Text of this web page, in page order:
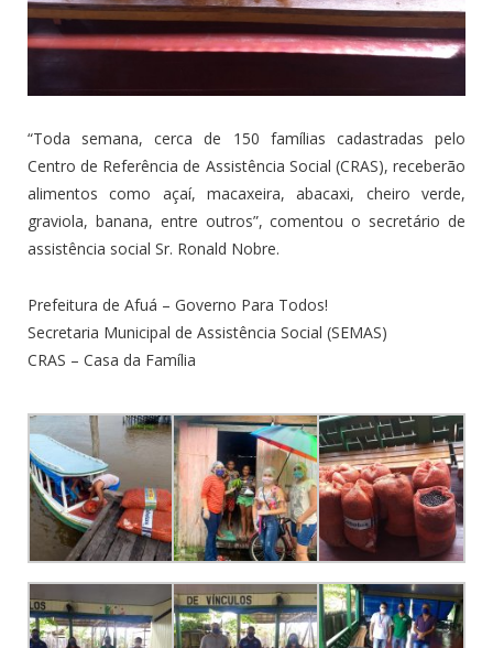
“Toda semana, cerca de 150 famílias cadastradas pelo
Centro de Referência de Assistência Social (CRAS), receberão
alimentos como açaí, macaxeira, abacaxi, cheiro verde,
graviola, banana, entre outros”, comentou o secretário de
assistência social Sr. Ronald Nobre.
Prefeitura de Afuá – Governo Para Todos!
Secretaria Municipal de Assistência Social (SEMAS)
CRAS – Casa da Família